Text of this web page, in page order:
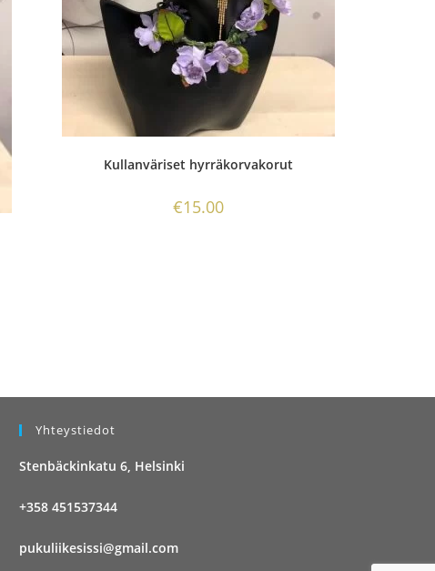
Kullanväriset hyrräkorvakorut
€15.00
Yhteystiedot
Stenbäckinkatu 6, Helsinki
+358 451537344
pukuliikesissi@gmail.com